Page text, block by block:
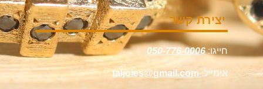
יצירת קשר
חייגו:050-776-0006
אימייל: taljoies@gmail.com